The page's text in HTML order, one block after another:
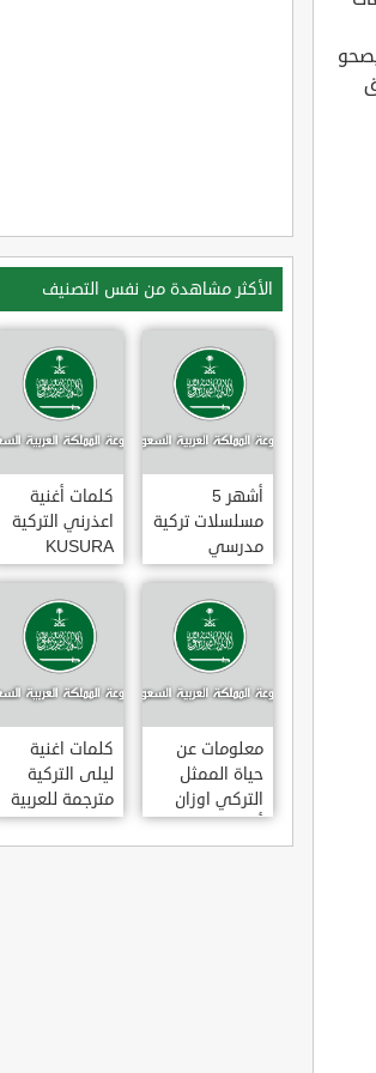
الأكثر مشاهدة من نفس التصنيف
أشهر 5
مسلسلات تركية
مدرسي
رومانسي و
كوميدي و
درامي مدبلج.
في تركيا
كلمات أغنية
اعذرني التركية
KUSURA
BAKMA
مترجمة للعربية
غناء المطربة
سيزن أكسو
SEZEN AKSU
معلومات عن
حياة الممثل
التركي اوزان
أكبابا OZAN
AKBABA
كلمات اغنية
ليلى التركية
مترجمة للعربية
غناء المطرب
مراد دالكليليتش